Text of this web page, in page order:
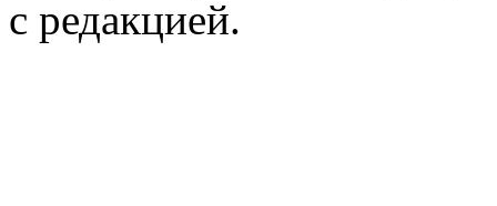
с редакцией.